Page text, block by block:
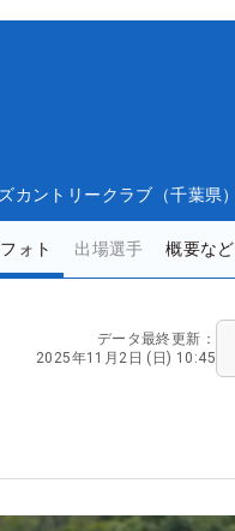
カントリークラブ（千葉県）
ォト 出場選手 概要など
データ最終更新：
2025年11月2日 (日) 10:45